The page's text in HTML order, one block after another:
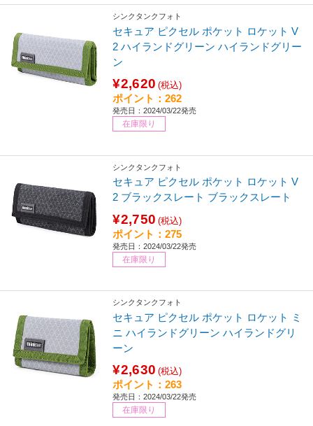
シンクタンクフォト
セキュア ピクセル ポケット ロケット V
2 ハイランドグリーン ハイランドグリー
ン
¥2,620 (税込)
ポイント：262
発売日：2024/03/22発売
在庫限り
シンクタンクフォト
セキュア ピクセル ポケット ロケット V
2 ブラックスレート ブラックスレート
¥2,750 (税込)
ポイント：275
発売日：2024/03/22発売
在庫限り
シンクタンクフォト
セキュア ピクセル ポケット ロケット ミ
ニ ハイランドグリーン ハイランドグリ
ーン
¥2,630 (税込)
ポイント：263
発売日：2024/03/22発売
在庫限り